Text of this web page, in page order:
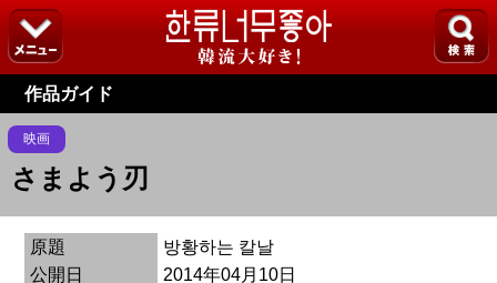
作品ガイド
映画
さまよう刃
原題
방황하는 칼날
公開日
2014年04月10日